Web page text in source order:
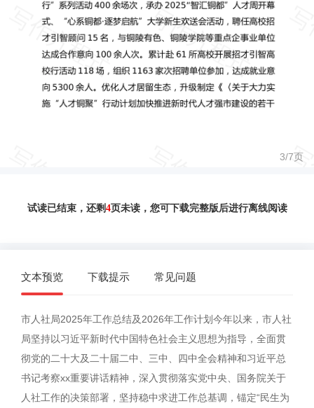
3/7页
试读已结束，还剩4页未读，您可下载完整版后进行离线阅读
文本预览 下载提示 常见问题
市人社局2025年工作总结及2026年工作计划今年以来，市人社
局坚持以习近平新时代中国特色社会主义思想为指导，全面贯
彻党的二十大及二十届二中、三中、四中全会精神和习近平总
书记考察xx重要讲话精神，深入贯彻落实党中央、国务院关于
人社工作的决策部署，坚持稳中求进工作总基调，锚定“民生为